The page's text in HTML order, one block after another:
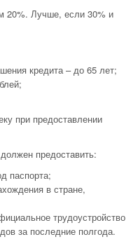
20%. Лучше, если 30% и
кредита – до 65 лет;
при предоставлении
предоставить:
паспорта;
в стране,
трудоустройство
за последние полгода.